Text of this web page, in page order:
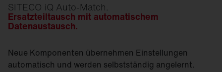
SITECO iQ Auto-Match.
Ersatzteiltausch mit automatischem
Datenaustausch.
Neue Komponenten übernehmen Einstellungen
automatisch und werden selbstständig angelernt.